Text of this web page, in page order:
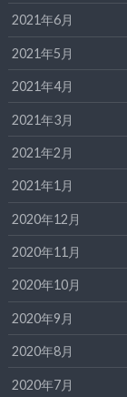
2021年6月
2021年5月
2021年4月
2021年3月
2021年2月
2021年1月
2020年12月
2020年11月
2020年10月
2020年9月
2020年8月
2020年7月